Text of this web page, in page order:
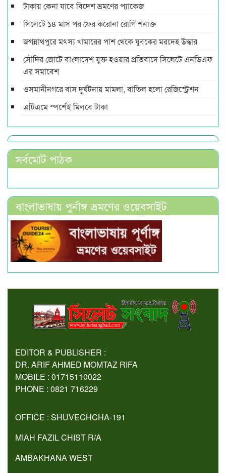
টাকায় কেনা যাবে বিদেশ ভ্রমণের প্যাকেজ
সিলেটে ১৪ মাস পর ফের করোনা রোগি শনাক্ত
জগন্নাথপুরে মৎস্য খামারের পাশ থেকে যুবকের মরদেহ উদ্ধার
সৌদির জোটে বাংলাদেশ যুক্ত হওয়ার প্রতিবাদে সিলেটে এনডিএফ
এর সমাবেশ
ওসমানীনগরে বাস দুর্ঘটনায় মামলা, বাতিল হলো রেজিস্ট্রেশন
এটিএমে স্পর্শেই মিলবে টাকা
সর্বমোট পাঠক
বাংলাভাষায় পুর্নাঙ্গ ভ্রমণের ওয়েবসাইট
EDITOR & PUBLISHER :
DR. ARIF AHMED MOMTAZ RIFA
MOBILE : 01715110022
PHONE : 0821 716229
OFFICE : SHUVECHCHA-191
MIAH FAZIL CHIST R/A
AMBAKHANA WEST